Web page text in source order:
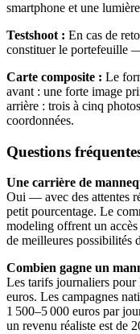
smartphone et une
Testshoot : En cas de
constituer le portefeuille
Carte composite : Le
avant : une forte image
arrière : trois à cinq
coordonnées.
Questions
Une carrière de
Oui — avec des attentes
petit pourcentage. Le
modeling offrent un
de meilleures possibilités
Combien gagne un
Les tarifs journaliers pour
euros. Les campagnes
1 500–5 000 euros par
un revenu réaliste est de